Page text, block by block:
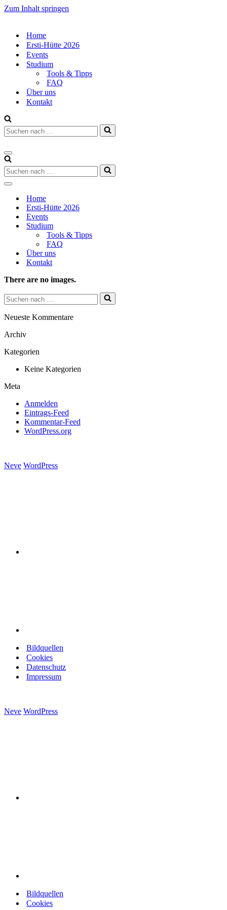
Zum Inhalt springen
Home
Ersti-Hütte 2026
Events
Studium
Tools & Tipps
FAQ
Über uns
Kontakt
Suchen
nach …
Navigations-
Menü
Suchen
nach …
Navigations-
Home
Ersti-Hütte 2026
Events
Studium
Tools & Tipps
FAQ
Über uns
Kontakt
There are no images.
Suchen
nach …
Neueste Kommentare
Archiv
Kategorien
Keine Kategorien
Meta
Anmelden
Eintrags-Feed
Kommentar-Feed
WordPress.org
Neve WordPress
Bildquellen
Cookies
Datenschutz
Impressum
Neve WordPress
Bildquellen
Cookies